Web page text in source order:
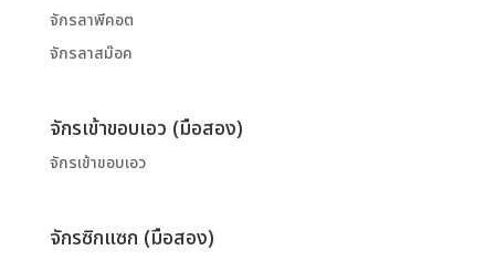
จักรลาพีคอต
จักรลาสม๊อค
จักรเข้าขอบเอว (มือสอง)
จักรเข้าขอบเอว
จักรซิกแซก (มือสอง)